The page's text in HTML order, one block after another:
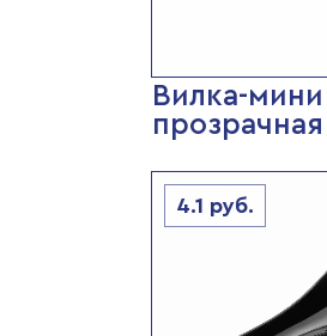
Вилка-мини
4.1 руб.